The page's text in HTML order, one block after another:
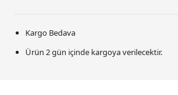
Kargo Bedava
Ürün 2 gün içinde kargoya verilecektir.